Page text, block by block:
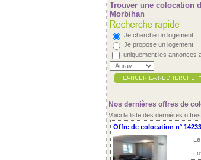
Trouver une colocation
Morbihan
Je cherche un logement
Je propose un logement
uniquement les annonces
Nos dernières offres de
Voici la liste des dernières
Offre de colocation n°
Le